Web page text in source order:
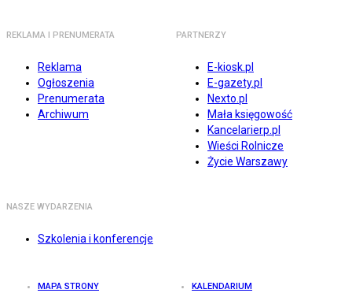
REKLAMA I PRENUMERATA
Reklama
Ogłoszenia
Prenumerata
Archiwum
PARTNERZY
E-kiosk.pl
E-gazety.pl
Nexto.pl
Mała księgowość
Kancelarierp.pl
Wieści Rolnicze
Życie Warszawy
NASZE WYDARZENIA
Szkolenia i konferencje
MAPA STRONY KALENDARIUM